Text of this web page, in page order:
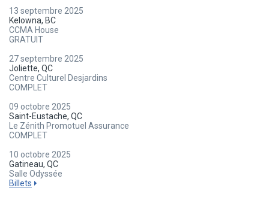
13 septembre 2025
Kelowna, BC
CCMA House
GRATUIT
27 septembre 2025
Joliette, QC
Centre Culturel Desjardins
COMPLET
09 octobre 2025
Saint-Eustache, QC
Le Zénith Promotuel Assurance
COMPLET
10 octobre 2025
Gatineau, QC
Salle Odyssée
Billets